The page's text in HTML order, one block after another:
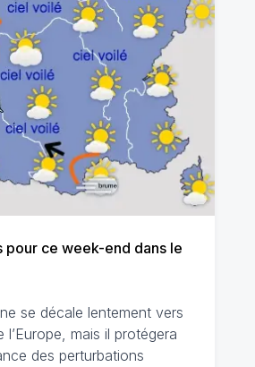
pour ce week-end dans le
se décale lentement vers
l’Europe, mais il protégera
des perturbations